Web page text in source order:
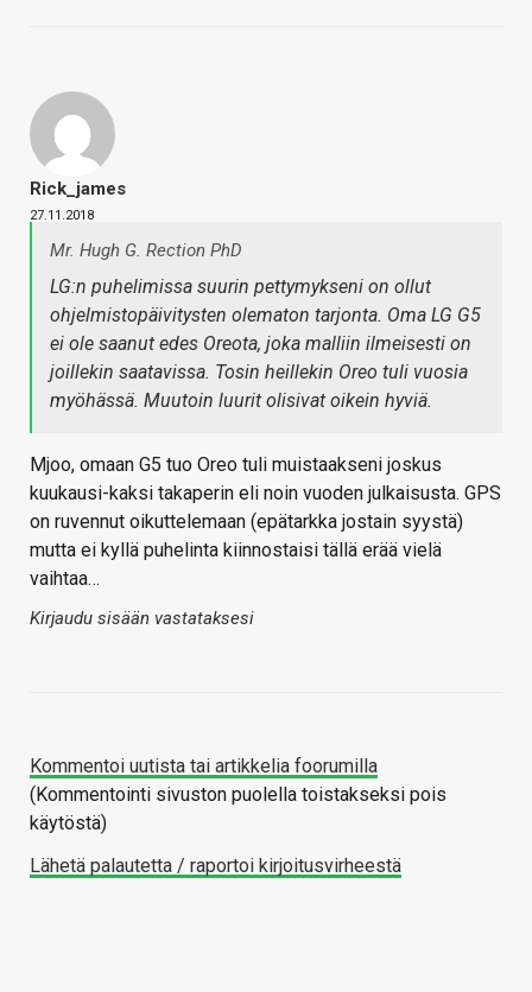
Rick_james
27.11.2018
Mr. Hugh G. Rection PhD
LG:n puhelimissa suurin pettymykseni on ollut
ohjelmistopäivitysten olematon tarjonta. Oma LG G5
ei ole saanut edes Oreota, joka malliin ilmeisesti on
joillekin saatavissa. Tosin heillekin Oreo tuli vuosia
myöhässä. Muutoin luurit olisivat oikein hyviä.
Mjoo, omaan G5 tuo Oreo tuli muistaakseni joskus
kuukausi-kaksi takaperin eli noin vuoden julkaisusta. GPS
on ruvennut oikuttelemaan (epätarkka jostain syystä)
mutta ei kyllä puhelinta kiinnostaisi tällä erää vielä
vaihtaa…
Kirjaudu sisään vastataksesi
Kommentoi uutista tai artikkelia foorumilla
(Kommentointi sivuston puolella toistakseksi pois
käytöstä)
Lähetä palautetta / raportoi kirjoitusvirheestä